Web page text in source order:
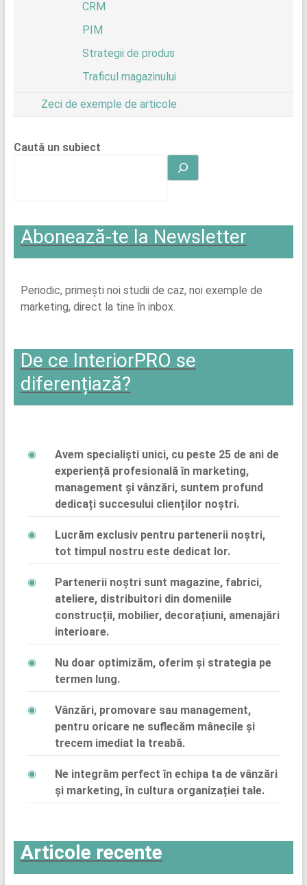
CRM
PIM
Strategii de produs
Traficul magazinului
Zeci de exemple de articole
Caută un subiect
Abonează-te la Newsletter
Periodic, primești noi studii de caz, noi exemple de
marketing, direct la tine în inbox.
De ce InteriorPRO se
diferențiază?
Avem specialiști unici, cu peste 25 de ani de
experiență profesională în marketing,
management și vânzări, suntem profund
dedicați succesului clienților noștri.
Lucrăm exclusiv pentru partenerii noștri,
tot timpul nostru este dedicat lor.
Partenerii noștri sunt magazine, fabrici,
ateliere, distribuitori din domeniile
construcții, mobilier, decorațiuni, amenajări
interioare.
Nu doar optimizăm, oferim și strategia pe
termen lung.
Vânzări, promovare sau management,
pentru oricare ne suflecăm mânecile și
trecem imediat la treabă.
Ne integrăm perfect în echipa ta de vânzări
și marketing, în cultura organizației tale.
Articole recente